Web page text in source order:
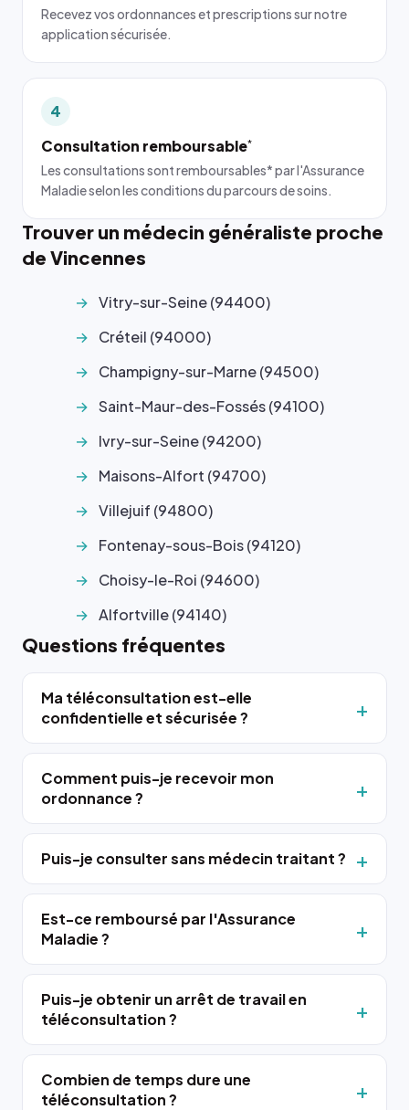
Recevez vos ordonnances et prescriptions sur notre
application sécurisée.
4
Consultation remboursable*
Les consultations sont remboursables* par l'Assurance
Maladie selon les conditions du parcours de soins.
Trouver un médecin généraliste proche
de Vincennes
Vitry-sur-Seine (94400)
Créteil (94000)
Champigny-sur-Marne (94500)
Saint-Maur-des-Fossés (94100)
Ivry-sur-Seine (94200)
Maisons-Alfort (94700)
Villejuif (94800)
Fontenay-sous-Bois (94120)
Choisy-le-Roi (94600)
Alfortville (94140)
Questions fréquentes
Ma téléconsultation est-elle
confidentielle et sécurisée ?
Comment puis-je recevoir mon
ordonnance ?
Puis-je consulter sans médecin traitant ?
Est-ce remboursé par l'Assurance
Maladie ?
Puis-je obtenir un arrêt de travail en
téléconsultation ?
Combien de temps dure une
téléconsultation ?